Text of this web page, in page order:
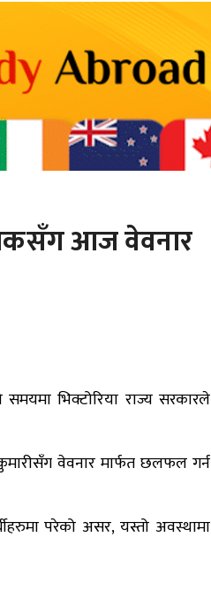
आज वेवनार
भिक्टोरिया राज्य सरकारले
वेवनार मार्फत छलफल गर्न
परेको असर, यस्तो अवस्थामा